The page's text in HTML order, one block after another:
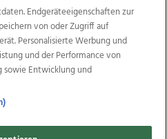
Medienhauses Wimmer
OÖNow
Ischler Woche
OÖN Immobilien
Promenaden Galerien
wirtrauern.at
Endgeräteeigenschaften zur
von oder Zugriff auf
Personalisierte Werbung und
und der Performance von
sowie Entwicklung und